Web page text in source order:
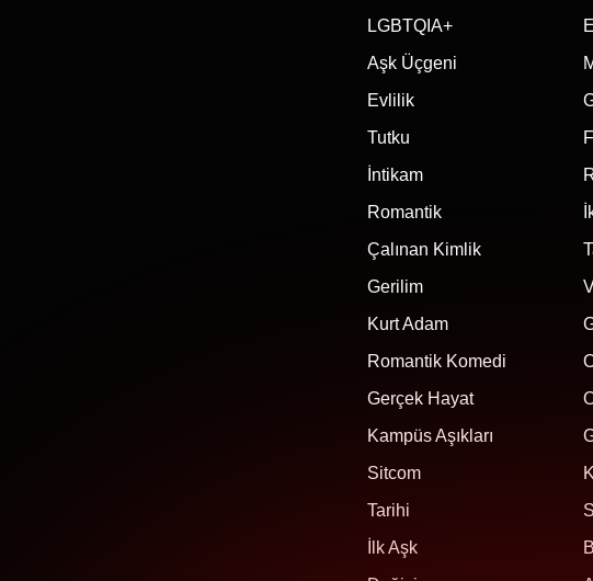
LGBTQIA+
Aşk Üçgeni
Evlilik
Tutku
İntikam
Romantik
Çalınan Kimlik
Gerilim
Kurt Adam
Romantik Komedi
Gerçek Hayat
Kampüs Aşıkları
Sitcom
Tarihi
İlk Aşk